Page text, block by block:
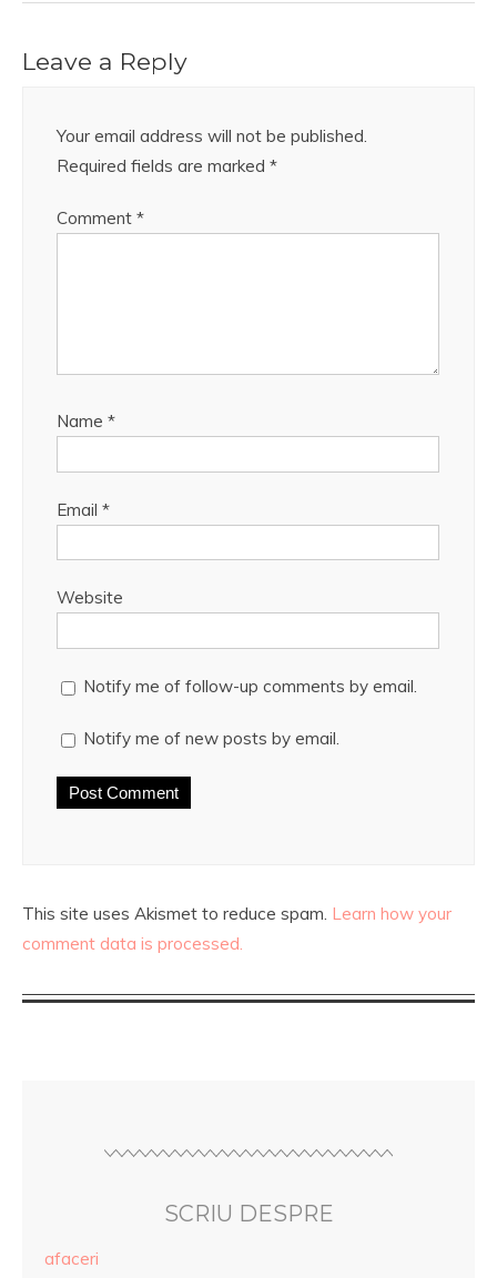
Leave a Reply
Your email address will not be published.
Required fields are marked *
Comment *
Name *
Email *
Website
Notify me of follow-up comments by email.
Notify me of new posts by email.
This site uses Akismet to reduce spam. Learn how your
comment data is processed.
SCRIU DESPRE
afaceri